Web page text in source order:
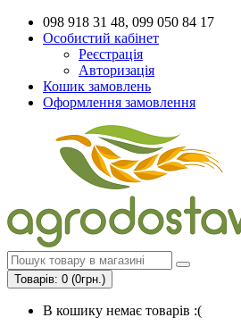
098 918 31 48, 099 050 84 17
Особистий кабінет
Реєстрація
Авторизація
Кошик замовлень
Оформлення замовлення
Товарів: 0 (0грн.)
В кошику немає товарів :(